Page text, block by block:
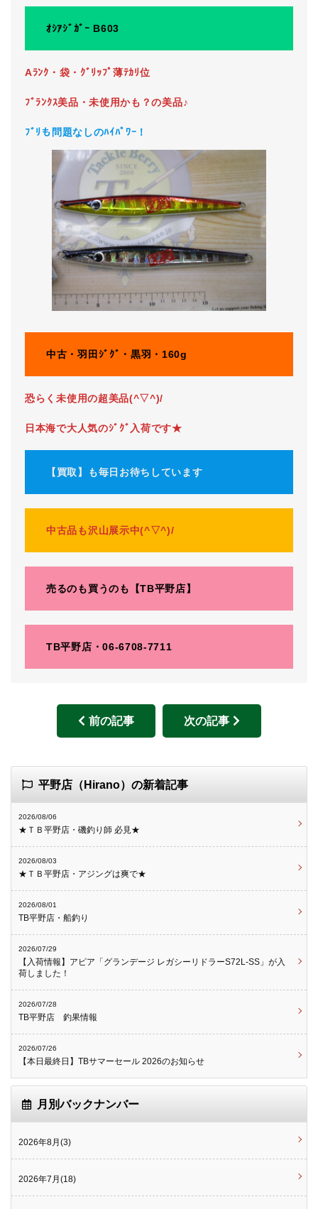
ｵｼｱｼﾞｶﾞｰ B603
Aﾗﾝｸ・袋・ｸﾞﾘｯﾌﾟ薄ﾃｶﾘ位
ﾌﾞﾗﾝｸｽ美品・未使用かも？の美品♪
ﾌﾞﾘも問題なしのﾊｲﾊﾟﾜｰ！
中古・羽田ｼﾞｸﾞ・黒羽・160g
恐らく未使用の超美品(^▽^)/
日本海で大人気のｼﾞｸﾞ入荷です★
【買取】も毎日お待ちしています
中古品も沢山展示中(^▽^)/
売るのも買うのも【TB平野店】
TB平野店・06-6708-7711
前の記事 次の記事
平野店（Hirano）の新着記事
2026/08/06
★ＴＢ平野店・磯釣り師 必見★
2026/08/03
★ＴＢ平野店・アジングは爽で★
2026/08/01
TB平野店・船釣り
2026/07/29
【入荷情報】アピア「グランデージ レガシーリドラーS72L-SS」が入
荷しました！
2026/07/28
TB平野店 釣果情報
2026/07/26
【本日最終日】TBサマーセール 2026のお知らせ
月別バックナンバー
2026年8月(3)
2026年7月(18)